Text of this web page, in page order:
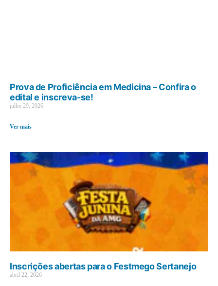
Prova de Proficiência em Medicina – Confira o
edital e inscreva-se!
julho 29, 2026
Ver mais
Inscrições abertas para o Festmego Sertanejo
abril 22, 2026